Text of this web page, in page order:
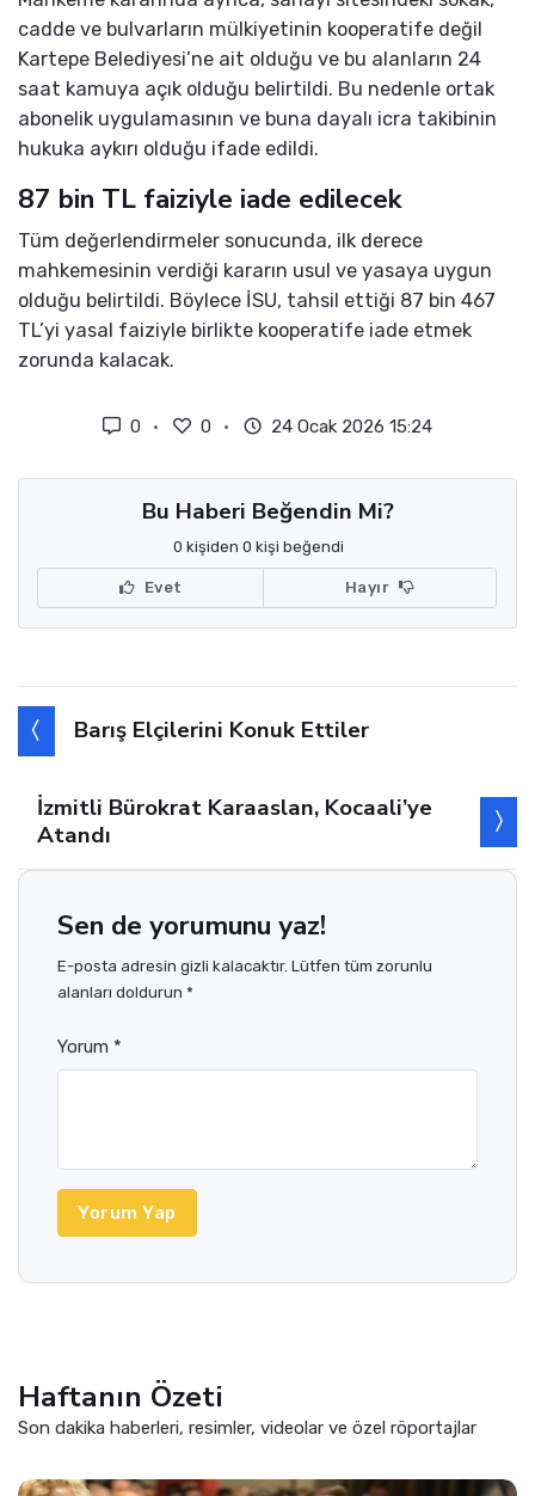
cadde ve bulvarların mülkiyetinin kooperatife değil
Kartepe Belediyesi’ne ait olduğu ve bu alanların 24
saat kamuya açık olduğu belirtildi. Bu nedenle ortak
abonelik uygulamasının ve buna dayalı icra takibinin
hukuka aykırı olduğu ifade edildi.
87 bin TL faiziyle iade edilecek
Tüm değerlendirmeler sonucunda, ilk derece
mahkemesinin verdiği kararın usul ve yasaya uygun
olduğu belirtildi. Böylece İSU, tahsil ettiği 87 bin 467
TL’yi yasal faiziyle birlikte kooperatife iade etmek
zorunda kalacak.
0 0 24 Ocak 2026 15:24
Bu Haberi Beğendin Mi?
0 kişiden 0 kişi beğendi
Evet Hayır
Barış Elçilerini Konuk Ettiler
İzmitli Bürokrat Karaaslan, Kocaali’ye
Atandı
Sen de yorumunu yaz!
E-posta adresin gizli kalacaktır. Lütfen tüm zorunlu
alanları doldurun *
Yorum *
Yorum Yap
Haftanın Özeti
Son dakika haberleri, resimler, videolar ve özel röportajlar